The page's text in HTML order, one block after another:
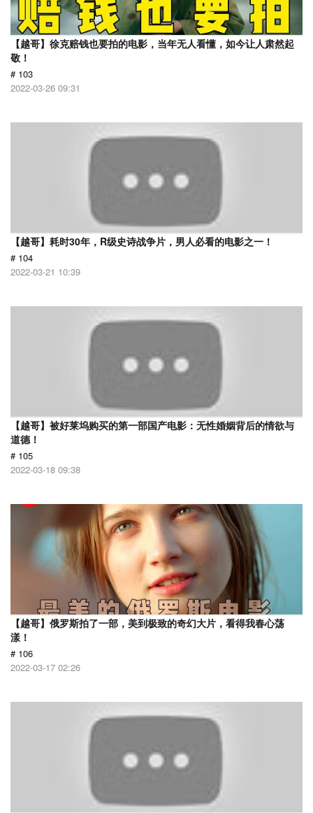
【越哥】徐克赔钱也要拍的电影，当年无人看懂，如今让人肃然起
敬！
# 103
2022-03-26 09:31
【越哥】耗时30年，R级史诗战争片，男人必看的电影之一！
# 104
2022-03-21 10:39
【越哥】被好莱坞购买的第一部国产电影：无性婚姻背后的情欲与
道德！
# 105
2022-03-18 09:38
【越哥】俄罗斯拍了一部，美到极致的奇幻大片，看得我春心荡
漾！
# 106
2022-03-17 02:26